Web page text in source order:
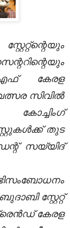
കേരള
സിവില്‍
തുട
സയ്യിദ്
സ്റ്റേറ്റ്
കേരള